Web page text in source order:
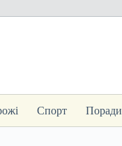
Спорт Поради